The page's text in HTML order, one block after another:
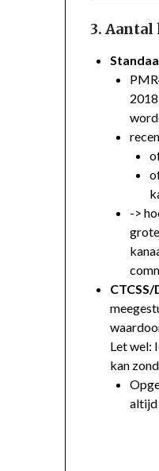
3.
->
Let wel:
kan
altijd